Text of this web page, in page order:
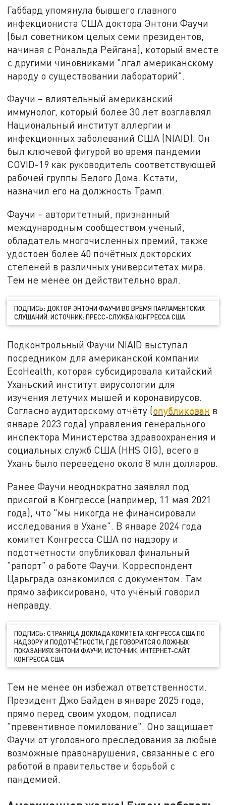
Габбард упомянула бывшего главного
инфекциониста США доктора Энтони Фаучи
(был советником целых семи президентов,
начиная с Рональда Рейгана), который вместе
с другими чиновниками "лгал американскому
народу о существовании лабораторий".
Фаучи – влиятельный американский
иммунолог, который более 30 лет возглавлял
Национальный институт аллергии и
инфекционных заболеваний США (NIAID). Он
был ключевой фигурой во время пандемии
COVID-19 как руководитель соответствующей
рабочей группы Белого Дома. Кстати,
назначил его на должность Трамп.
Фаучи – авторитетный, признанный
международным сообществом учёный,
обладатель многочисленных премий, также
удостоен более 40 почётных докторских
степеней в различных университетах мира.
Тем не менее он действительно врал.
ПОДПИСЬ: ДОКТОР ЭНТОНИ ФАУЧИ ВО ВРЕМЯ ПАРЛАМЕНТСКИХ
СЛУШАНИЙ. ИСТОЧНИК: ПРЕСС-СЛУЖБА КОНГРЕССА США
Подконтрольный Фаучи NIAID выступал
посредником для американской компании
EcoHealth, которая субсидировала китайский
Уханьский институт вирусологии для
изучения летучих мышей и коронавирусов.
Согласно аудиторскому отчёту (опубликован в
январе 2023 года) управления генерального
инспектора Министерства здравоохранения и
социальных служб США (HHS OIG), всего в
Ухань было переведено около 8 млн долларов.
Ранее Фаучи неоднократно заявлял под
присягой в Конгрессе (например, 11 мая 2021
года), что "мы никогда не финансировали
исследования в Ухане". В январе 2024 года
комитет Конгресса США по надзору и
подотчётности опубликовал финальный
"рапорт" о работе Фаучи. Корреспондент
Царьграда ознакомился с документом. Там
прямо зафиксировано, что учёный говорил
неправду.
ПОДПИСЬ: СТРАНИЦА ДОКЛАДА КОМИТЕТА КОНГРЕССА США ПО
НАДЗОРУ И ПОДОТЧЁТНОСТИ, ГДЕ ГОВОРИТСЯ О ЛОЖНЫХ
ПОКАЗАНИЯХ ЭНТОНИ ФАУЧИ. ИСТОЧНИК: ИНТЕРНЕТ-САЙТ
КОНГРЕССА США
Тем не менее он избежал ответственности.
Президент Джо Байден в январе 2025 года,
прямо перед своим уходом, подписал
"превентивное помилование". Оно защищает
Фаучи от уголовного преследования за любые
возможные правонарушения, связанные с его
работой в правительстве и борьбой с
пандемией.